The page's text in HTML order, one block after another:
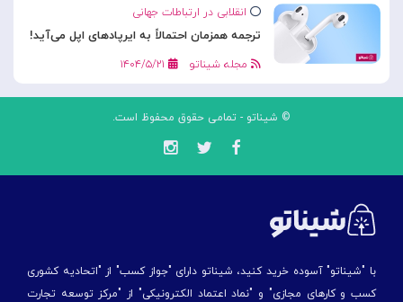
انقلابی در ارتباطات جهانی
ترجمه همزمان احتمالاً به ایرپادهای اپل می‌آید!
مجله شیناتو ۱۴۰۴/۵/۲۱
© شیناتو - تمامی حقوق محفوظ است.
با "شیناتو" آسوده خرید کنید، شیناتو دارای "جواز کسب" از "اتحادیه کشوری
کسب و کارهای مجازی" و "نماد اعتماد الکترونیکی" از "مركز توسعه تجارت